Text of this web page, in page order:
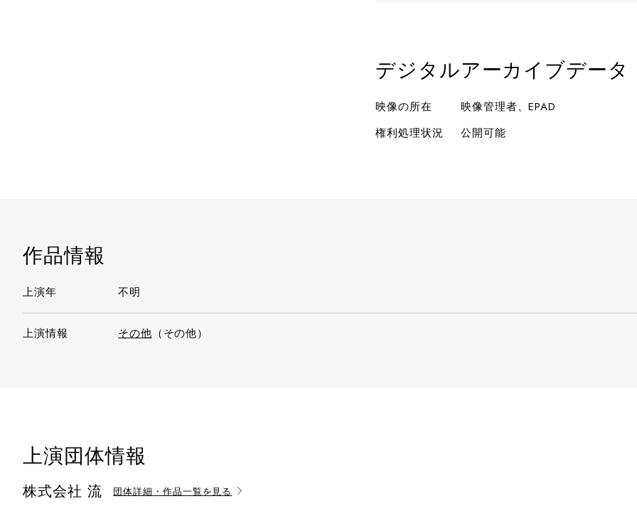
デジタルアーカイブデータ
映像の所在
映像管理者、EPAD
権利処理状況
公開可能
作品情報
上演年 不明
上演情報 その他 （その他）
上演団体情報
株式会社 流 団体詳細・作品一覧を見る